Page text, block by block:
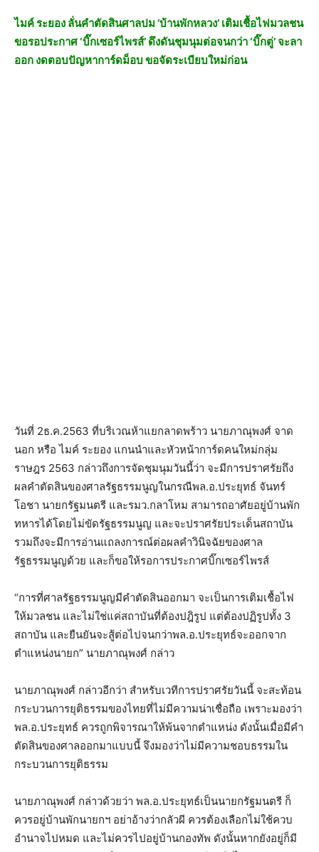
ไมค์ ระยอง ลั่นคำตัดสินศาลปม ’บ้านพักหลวง’ เติมเชื้อไฟมวลชน
ขอรอประกาศ ‘บิ๊กเซอร์ไพรส์’ ดึงดันชุมนุมต่อจนกว่า ‘บิ๊กตู่’ จะลา
ออก งดตอบปัญหาการ์ดม็อบ ขอจัดระเบียบใหม่ก่อน
วันที่ 2ธ.ค.2563 ที่บริเวณห้าแยกลาดพร้าว นายภาณุพงศ์ จาด
นอก หรือ ไมค์ ระยอง แกนนำและหัวหน้าการ์ดคนใหม่กลุ่ม
ราษฎร 2563 กล่าวถึงการจัดชุมนุมวันนี้ว่า จะมีการปราศรัยถึง
ผลคำตัดสินของศาลรัฐธรรมนูญในกรณีพล.อ.ประยุทธ์ จันทร์
โอชา นายกรัฐมนตรี และรมว.กลาโหม สามารถอาศัยอยู่บ้านพัก
ทหารได้โดยไม่ขัดรัฐธรรมนูญ และจะปราศรัยประเด็นสถาบัน
รวมถึงจะมีการอ่านแถลงการณ์ต่อผลคำวินิจฉัยของศาล
รัฐธรรมนูญด้วย และก็ขอให้รอการประกาศบิ๊กเซอร์ไพรส์
“การที่ศาลรัฐธรรมนูญมีคำตัดสินออกมา จะเป็นการเติมเชื้อไฟ
ให้มวลชน และไม่ใช่แค่สถาบันที่ต้องปฎิรูป แต่ต้องปฏิรูปทั้ง 3
สถาบัน และยืนยันจะสู้ต่อไปจนกว่าพล.อ.ประยุทธ์จะออกจาก
ตำแหน่งนายก” นายภาณุพงศ์ กล่าว
นายภาณุพงศ์ กล่าวอีกว่า สำหรับเวทีการปราศรัยวันนี้ จะสะท้อน
กระบวนการยุติธรรมของไทยที่ไม่มีความน่าเชื่อถือ เพราะมองว่า
พล.อ.ประยุทธ์ ควรถูกพิจารณาให้พ้นจากตำแหน่ง ดังนั้นเมื่อมีคำ
ตัดสินของศาลออกมาแบบนี้ จึงมองว่าไม่มีความชอบธรรมใน
กระบวนการยุติธรรม
นายภาณุพงศ์ กล่าวด้วยว่า พล.อ.ประยุทธ์เป็นนายกรัฐมนตรี ก็
ควรอยู่บ้านพักนายกฯ อย่าอ้างว่ากลัวผี ควรต้องเลือกไม่ใช้ควบ
อำนาจไปหมด และไม่ควรไปอยู่บ้านกองทัพ ดังนั้นหากยังอยู่ก็มี